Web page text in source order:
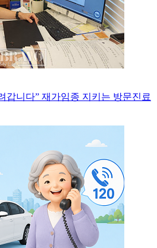
갑니다” 재가임종 지키는 방문진료